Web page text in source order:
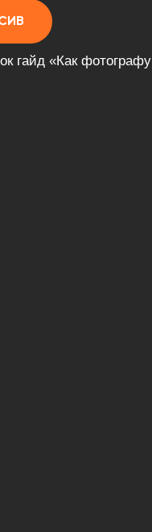
гайд «Как фотографу